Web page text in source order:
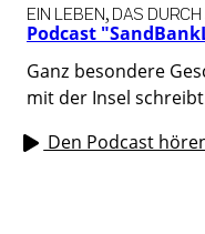
Podcast
EIN LEBEN, DAS
Ganz besondere
mit der Insel
Den Podcast